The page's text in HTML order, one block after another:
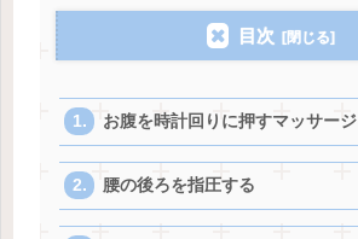
目次
お腹を時計回りに押すマッサージ
腰の後ろを指圧する